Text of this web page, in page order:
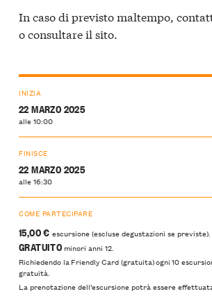
In caso di previsto maltempo,
o consultare il sito.
INIZIA
22 MARZO 2025
alle 10:00
FINISCE
22 MARZO 2025
alle 16:30
COME PARTECIPARE
15,00 € escursione (escluse degustazioni se previste).
GRATUITOminori anni 12.
Richiedendo la Friendly Card (gratuita) ogni 10
gratuità.
La prenotazione dell’escursione potrà essere